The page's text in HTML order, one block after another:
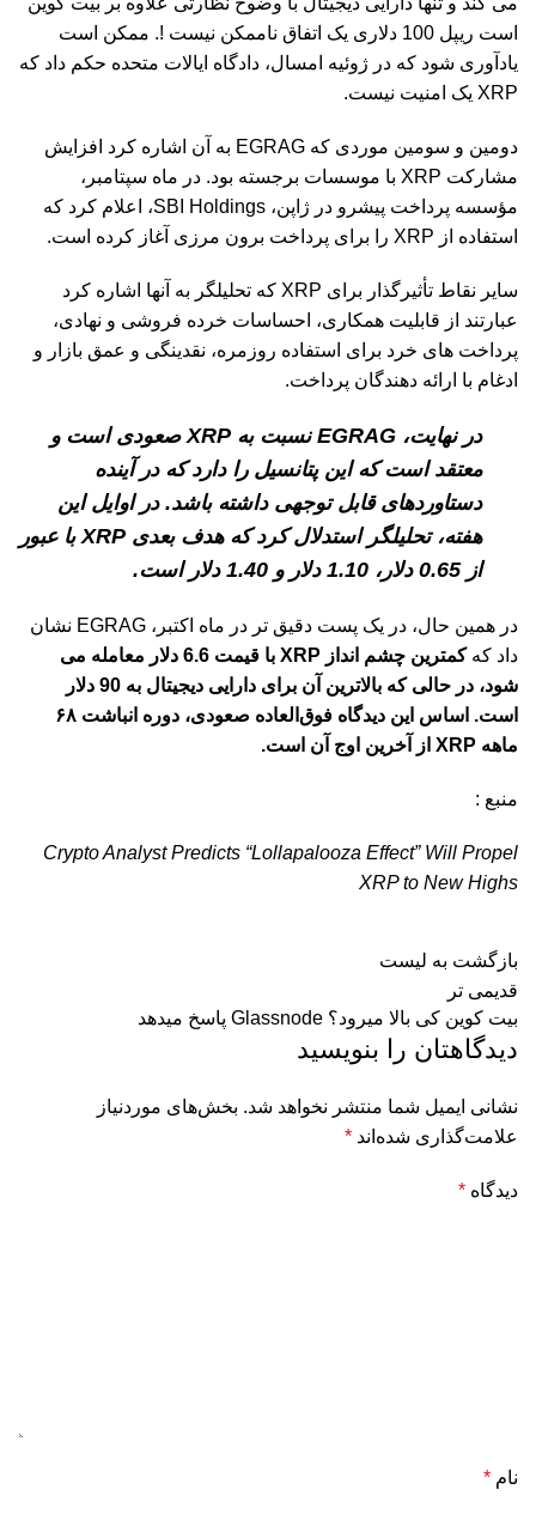
است ریپل 100 دلاری یک اتفاق ناممکن نیست !. ممکن است
یادآوری شود که در ژوئیه امسال، دادگاه ایالات متحده حکم داد که
XRP یک امنیت نیست.
دومین و سومین موردی که EGRAG به آن اشاره کرد افزایش
مشارکت XRP با موسسات برجسته بود. در ماه سپتامبر،
مؤسسه پرداخت پیشرو در ژاپن، SBI Holdings، اعلام کرد که
استفاده از XRP را برای پرداخت برون مرزی آغاز کرده است.
سایر نقاط تأثیرگذار برای XRP که تحلیلگر به آنها اشاره کرد
عبارتند از قابلیت همکاری، احساسات خرده فروشی و نهادی،
پرداخت های خرد برای استفاده روزمره، نقدینگی و عمق بازار و
ادغام با ارائه دهندگان پرداخت.
در نهایت، EGRAG نسبت به XRP صعودی است و
معتقد است که این پتانسیل را دارد که در آینده
دستاوردهای قابل توجهی داشته باشد. در اوایل این
هفته، تحلیلگر استدلال کرد که هدف بعدی XRP با عبور
از 0.65 دلار، 1.10 دلار و 1.40 دلار است.
در همین حال، در یک پست دقیق تر در ماه اکتبر، EGRAG نشان
داد که
کمترین چشم انداز XRP با قیمت 6.6 دلار معامله می
شود، در حالی که بالاترین آن برای دارایی دیجیتال به 90 دلار
است. اساس این دیدگاه فوق‌العاده صعودی، دوره انباشت ۶۸
ماهه XRP از آخرین اوج آن است.
منبع :
Crypto Analyst Predicts “Lollapalooza Effect” Will Propel
XRP to New Highs
بازگشت به لیست
قدیمی تر
بیت کوین کی بالا میرود؟ Glassnode پاسخ میدهد
دیدگاهتان را بنویسید
نشانی ایمیل شما منتشر نخواهد شد. بخش‌های موردنیاز
علامت‌گذاری شده‌اند *
دیدگاه *
نام *